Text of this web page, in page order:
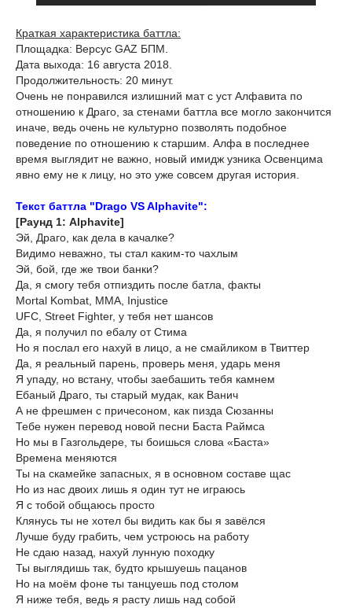
Краткая характеристика баттла:
Площадка: Версус GAZ БПМ.
Дата выхода: 16 августа 2018.
Продолжительность: 20 минут.
Очень не понравился излишний мат с уст Алфавита по
отношению к Драго, за стенами баттла все могло закончится
иначе, ведь очень не культурно позволять подобное
поведение по отношению к старшим. Алфа в последнее
время выглядит не важно, новый имидж узника Освенцима
явно ему не к лицу, но это уже совсем другая история.
Текст баттла "Drago VS Alphavite":
[Раунд 1: Alphavite]
Эй, Драго, как дела в качалке?
Видимо неважно, ты стал каким-то чахлым
Эй, бой, где же твои банки?
Да, я смогу тебя отпиздить после батла, факты
Mortal Kombat, MMA, Injustice
UFC, Street Fighter, у тебя нет шансов
Да, я получил по ебалу от Стима
Но я послал его нахуй в лицо, а не смайликом в Твиттер
Да, я реальный парень, проверь меня, ударь меня
Я упаду, но встану, чтобы заебашить тебя камнем
Ебаный Драго, ты старый мудак, как Ванич
А не фрешмен с причесоном, как пизда Сюзанны
Тебе нужен перевод новой песни Баста Раймса
Но мы в Газгольдере, ты боишься слова «Баста»
Времена меняются
Ты на скамейке запасных, я в основном составе щас
Но из нас двоих лишь я один тут не играюсь
Я с тобой общаюсь просто
Клянусь ты не хотел бы видить как бы я завёлся
Лучше буду грабить, чем устроюсь на работу
Не сдаю назад, нахуй лунную походку
Ты выглядишь так, будто крышуешь пацанов
Но на моём фоне ты танцуешь под столом
Я ниже тебя, ведь я расту лишь над собой